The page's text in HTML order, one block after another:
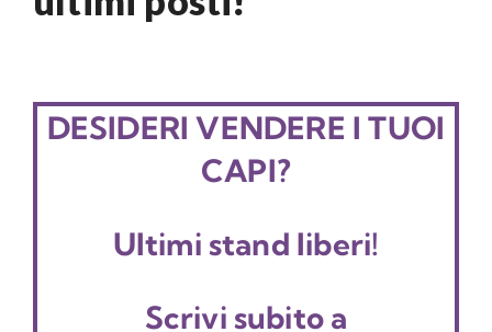
DESIDERI VENDERE I TUOI
CAPI?
Ultimi stand liberi!
Scrivi subito a